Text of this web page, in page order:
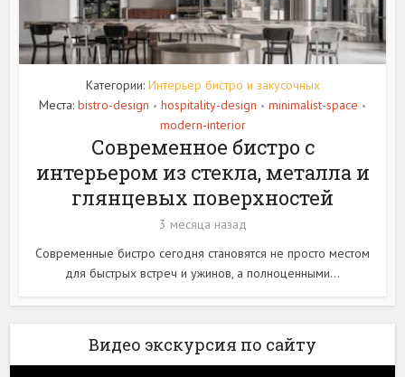
Категории: Интерьер бистро и закусочных
Места: bistro-design • hospitality-design • minimalist-space •
modern-interior
Современное бистро с
интерьером из стекла, металла и
глянцевых поверхностей
3 месяца назад
Современные бистро сегодня становятся не просто местом
для быстрых встреч и ужинов, а полноценными...
Видео экскурсия по сайту